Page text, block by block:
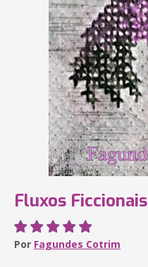
Fluxos Ficcionais
Por Fagundes Cotrim